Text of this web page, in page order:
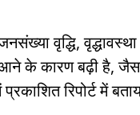
वृद्धि,
के कारण बढ़ी है,
रिपोर्ट में